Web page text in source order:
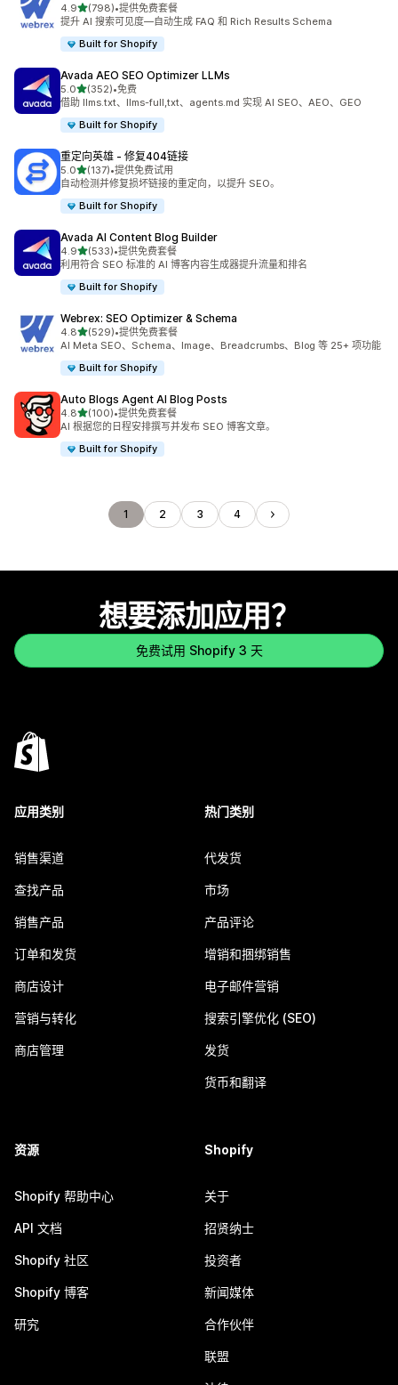
4.9星（满分 5 星）
(798)
总共 798 条评论
•提供免费套餐
提升 AI 搜索可见度—自动生成 FAQ 和 Rich Results Schema
Built for Shopify
Avada AEO SEO Optimizer LLMs
5.0星（满分 5 星）
(352)
总共 352 条评论
•免费
借助 llms.txt、llms-full,txt、agents.md 实现 AI SEO、AEO、GEO
Built for Shopify
重定向英雄 ‑ 修复404链接
5.0星（满分 5 星）
(137)
总共 137 条评论
•提供免费试用
自动检测并修复损坏链接的重定向，以提升 SEO。
Built for Shopify
Avada AI Content Blog Builder
4.9星（满分 5 星）
(533)
总共 533 条评论
•提供免费套餐
利用符合 SEO 标准的 AI 博客内容生成器提升流量和排名
Built for Shopify
Webrex: SEO Optimizer & Schema
4.8星（满分 5 星）
(529)
总共 529 条评论
•提供免费套餐
AI Meta SEO、Schema、Image、Breadcrumbs、Blog 等 25+ 项功能
Built for Shopify
Auto Blogs Agent AI Blog Posts
4.8星（满分 5 星）
(100)
总共 100 条评论
•提供免费套餐
AI 根据您的日程安排撰写并发布 SEO 博客文章。
Built for Shopify
1 2 3 4
想要添加应用？
免费试用 Shopify 3 天
应用类别
销售渠道
查找产品
销售产品
订单和发货
商店设计
营销与转化
商店管理
热门类别
代发货
市场
产品评论
增销和捆绑销售
电子邮件营销
搜索引擎优化 (SEO)
发货
货币和翻译
资源
Shopify 帮助中心
API 文档
Shopify 社区
Shopify 博客
研究
Shopify
关于
招贤纳士
投资者
新闻媒体
合作伙伴
联盟